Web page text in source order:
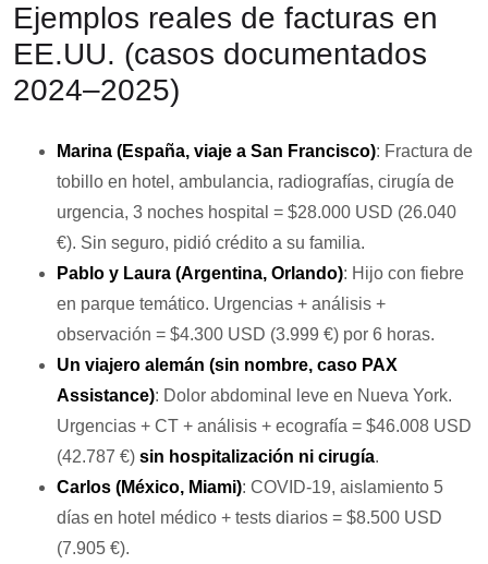
Ejemplos reales de facturas en
EE.UU. (casos documentados
2024–2025)
Marina (España, viaje a San Francisco): Fractura de
tobillo en hotel, ambulancia, radiografías, cirugía de
urgencia, 3 noches hospital = $28.000 USD (26.040
€). Sin seguro, pidió crédito a su familia.
Pablo y Laura (Argentina, Orlando): Hijo con fiebre
en parque temático. Urgencias + análisis +
observación = $4.300 USD (3.999 €) por 6 horas.
Un viajero alemán (sin nombre, caso PAX
Assistance): Dolor abdominal leve en Nueva York.
Urgencias + CT + análisis + ecografía = $46.008 USD
(42.787 €) sin hospitalización ni cirugía.
Carlos (México, Miami): COVID-19, aislamiento 5
días en hotel médico + tests diarios = $8.500 USD
(7.905 €).